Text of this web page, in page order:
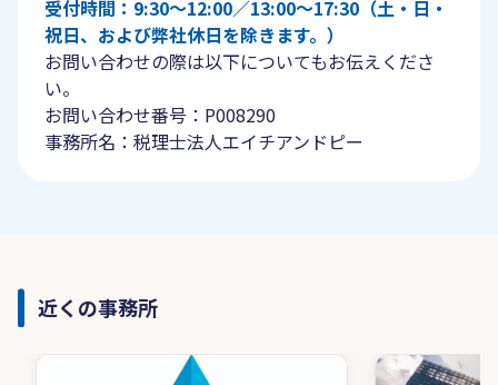
受付時間：9:30〜12:00／13:00〜17:30（土・日・
祝日、および弊社休日を除きます。）
お問い合わせの際は以下についてもお伝えくださ
い。
お問い合わせ番号：P008290
事務所名：税理士法人エイチアンドピー
近くの事務所